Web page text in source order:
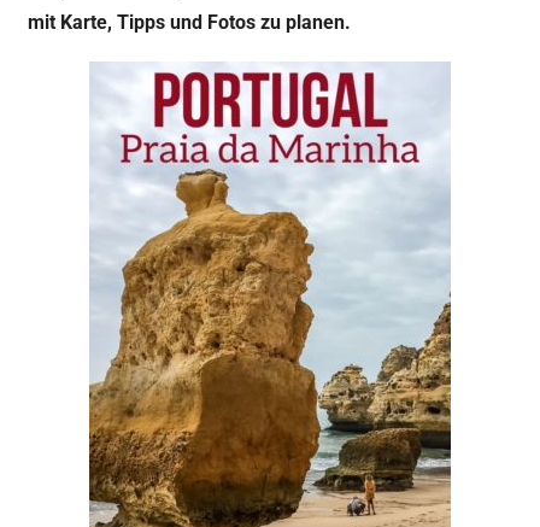
mit Karte, Tipps und Fotos zu planen.